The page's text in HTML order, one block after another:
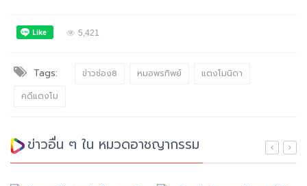
5,421
Tags: ข่าวช่อง8 หมอพรทิพย์
แตงโมนิดา
คดีแตงโม
ข่าวอื่น ๆ ใน หมวดอาชญากรรม